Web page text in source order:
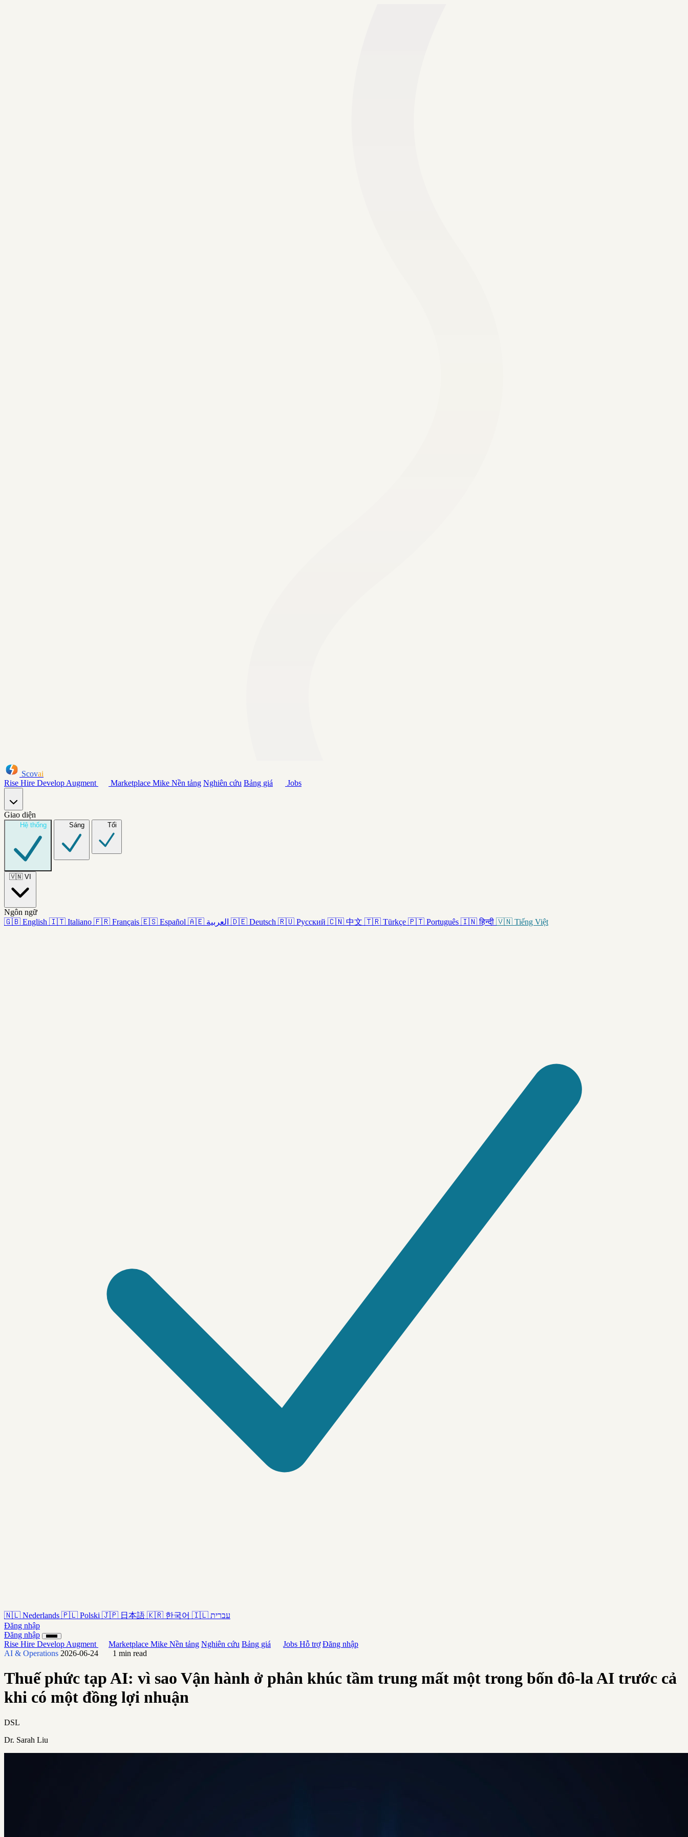
Scovai
Rise Hire Develop Augment Marketplace Mike Nền tảng Nghiên cứu Bảng giá Jobs
Giao diện
Hệ thống Sáng Tối
🇻🇳 VI
Ngôn ngữ
🇬🇧 English 🇮🇹 Italiano 🇫🇷 Français 🇪🇸 Español 🇦🇪 العربية 🇩🇪 Deutsch 🇷🇺 Русский 🇨🇳 中文 🇹🇷 Türkçe 🇵🇹 Português 🇮🇳 हिन्दी 🇻🇳 Tiếng Việt
🇳🇱 Nederlands 🇵🇱 Polski 🇯🇵 日本語 🇰🇷 한국어 🇮🇱 עברית
Đăng nhập
Đăng nhập
Rise Hire Develop Augment Marketplace Mike Nền tảng Nghiên cứu Bảng giá Jobs Hỗ trợ Đăng nhập
AI & Operations 2026-06-24 1 min read
Thuế phức tạp AI: vì sao Vận hành ở phân khúc tầm trung mất một trong bốn đô-la AI trước cả
khi có một đồng lợi nhuận
DSL
Dr. Sarah Liu